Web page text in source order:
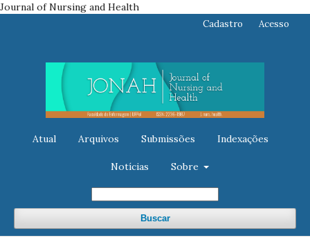
Journal of Nursing and Health
Atual Arquivos Submissões Indexações
Notícias Sobre
Buscar
Cadastro Acesso